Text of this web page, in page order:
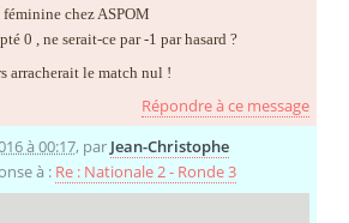
chez ASPOM
0 , ne serait-ce par -1 par hasard ?
arracherait le match nul !
Répondre à ce message
à 00:17, par Jean-Christophe
à : Re : Nationale 2 - Ronde 3